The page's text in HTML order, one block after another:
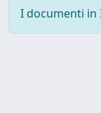
I documenti in